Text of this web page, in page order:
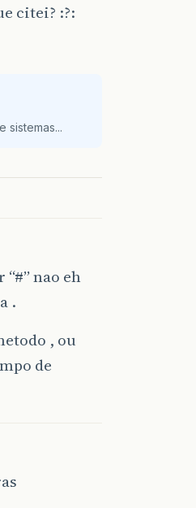
citei? :?:
sistemas...
nao eh
.
, ou
de